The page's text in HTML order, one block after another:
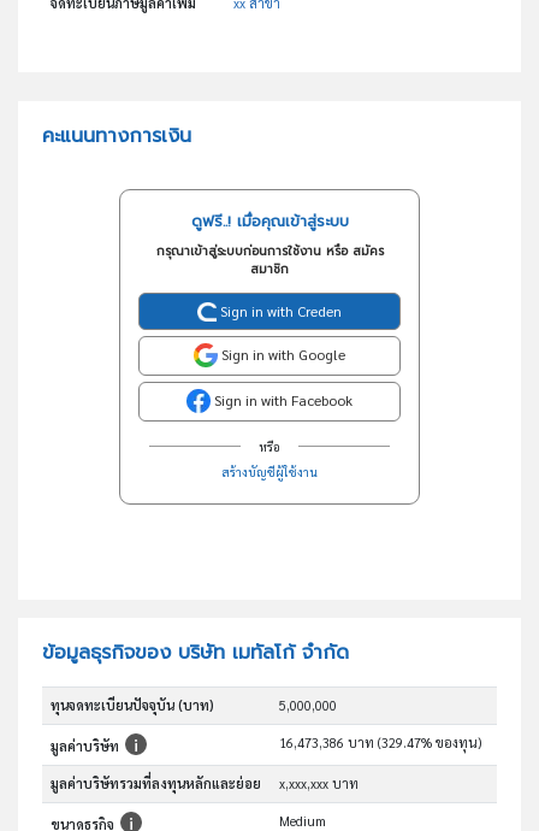
คะแนนทางการเงิน
ดูฟรี..! เมื่อคุณเข้าสู่ระบบ
กรุณาเข้าสู่ระบบก่อนการใช้งาน หรือ สมัคร
สมาชิก
Sign in with Creden
Sign in with Google
Sign in with Facebook
หรือ
สร้างบัญชีผู้ใช้งาน
ข้อมูลธุรกิจของ บริษัท เมทัลโก้ จำกัด
ทุนจดทะเบียนปัจจุบัน (บาท) 5,000,000
มูลค่าบริษัท 16,473,386 บาท (329.47% ของทุน)
มูลค่าบริษัทรวมที่ลงทุนหลักและย่อย x,xxx,xxx บาท
ขนาดธุรกิจ Medium